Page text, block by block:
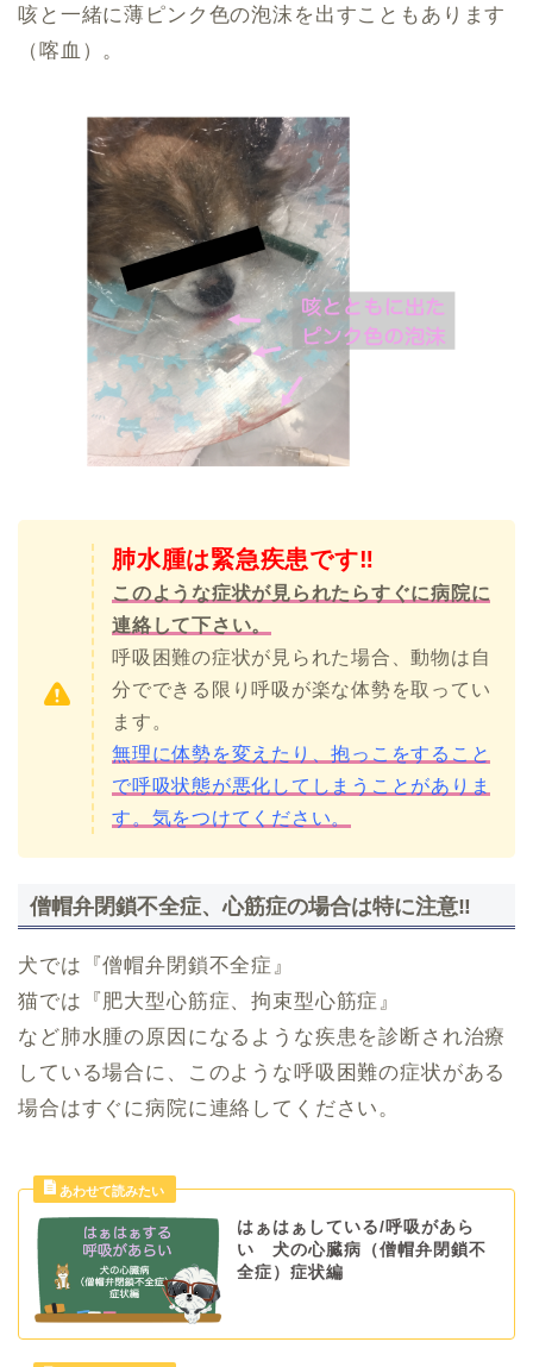
咳と一緒に薄ピンク色の泡沫を出すこともあります
（喀血）。
肺水腫は緊急疾患です‼️
このような症状が見られたらすぐに病院に
連絡して下さい。
呼吸困難の症状が見られた場合、動物は自
分でできる限り呼吸が楽な体勢を取ってい
ます。
無理に体勢を変えたり、抱っこをすること
で呼吸状態が悪化してしまうことがありま
す。気をつけてください。
僧帽弁閉鎖不全症、心筋症の場合は特に注意‼︎
犬では『僧帽弁閉鎖不全症』
猫では『肥大型心筋症、拘束型心筋症』
など肺水腫の原因になるような疾患を診断され治療
している場合に、このような呼吸困難の症状がある
場合はすぐに病院に連絡してください。
はぁはぁしている/呼吸があら
い 犬の心臓病（僧帽弁閉鎖不
全 症）症状編